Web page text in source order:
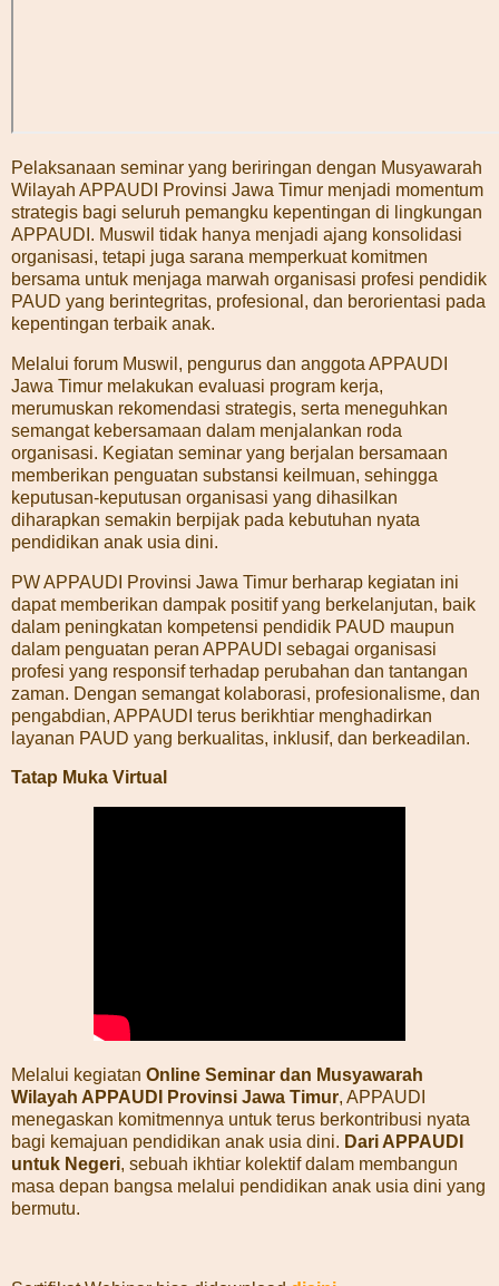
Pelaksanaan seminar yang beriringan dengan Musyawarah
Wilayah APPAUDI Provinsi Jawa Timur menjadi momentum
strategis bagi seluruh pemangku kepentingan di lingkungan
APPAUDI. Muswil tidak hanya menjadi ajang konsolidasi
organisasi, tetapi juga sarana memperkuat komitmen
bersama untuk menjaga marwah organisasi profesi pendidik
PAUD yang berintegritas, profesional, dan berorientasi pada
kepentingan terbaik anak.
Melalui forum Muswil, pengurus dan anggota APPAUDI
Jawa Timur melakukan evaluasi program kerja,
merumuskan rekomendasi strategis, serta meneguhkan
semangat kebersamaan dalam menjalankan roda
organisasi. Kegiatan seminar yang berjalan bersamaan
memberikan penguatan substansi keilmuan, sehingga
keputusan-keputusan organisasi yang dihasilkan
diharapkan semakin berpijak pada kebutuhan nyata
pendidikan anak usia dini.
PW APPAUDI Provinsi Jawa Timur berharap kegiatan ini
dapat memberikan dampak positif yang berkelanjutan, baik
dalam peningkatan kompetensi pendidik PAUD maupun
dalam penguatan peran APPAUDI sebagai organisasi
profesi yang responsif terhadap perubahan dan tantangan
zaman. Dengan semangat kolaborasi, profesionalisme, dan
pengabdian, APPAUDI terus berikhtiar menghadirkan
layanan PAUD yang berkualitas, inklusif, dan berkeadilan.
Tatap Muka Virtual
Melalui kegiatan Online Seminar dan Musyawarah
Wilayah APPAUDI Provinsi Jawa Timur, APPAUDI
menegaskan komitmennya untuk terus berkontribusi nyata
bagi kemajuan pendidikan anak usia dini. Dari APPAUDI
untuk Negeri, sebuah ikhtiar kolektif dalam membangun
masa depan bangsa melalui pendidikan anak usia dini yang
bermutu.